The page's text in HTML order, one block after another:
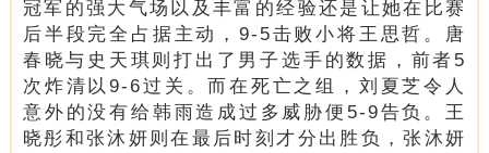
冠军的强大气场以及丰富的经验还是让她在比赛
后半段完全占据主动，9-5击败小将王思哲。唐
春晓与史天琪则打出了男子选手的数据，前者5
次炸清以9-6过关。而在死亡之组，刘夏芝令人
意外的没有给韩雨造成过多威胁便5-9告负。王
晓彤和张沐妍则在最后时刻才分出胜负，张沐妍